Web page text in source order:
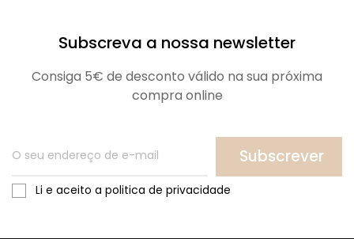
Subscreva a nossa newsletter
Consiga 5€ de desconto válido na sua próxima
compra online
Subscrever
Li e aceito a politica de privacidade